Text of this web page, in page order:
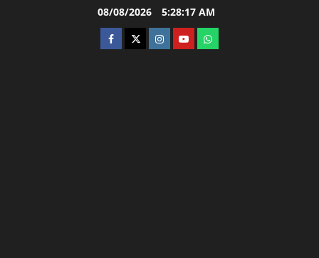
08/08/2026 5:28:18 AM
facebooktwitterinstagram.com
youtubewhatsapp